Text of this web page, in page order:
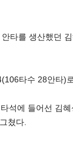
타를 생산했던
타수 28안타)
석에 들어선 김
쳤다.